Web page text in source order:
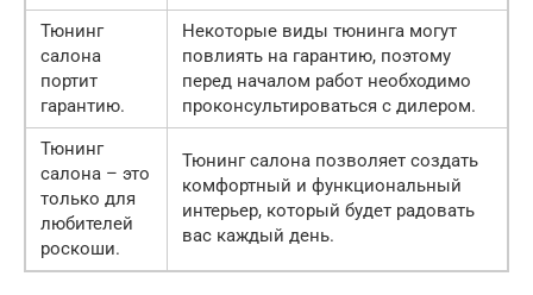
Тюнинг
салона
портит
гарантию.
Некоторые виды тюнинга могут
повлиять на гарантию, поэтому
перед началом работ необходимо
проконсультироваться с дилером.
Тюнинг
салона – это
только для
любителей
роскоши.
Тюнинг салона позволяет создать
комфортный и функциональный
интерьер, который будет радовать
вас каждый день.